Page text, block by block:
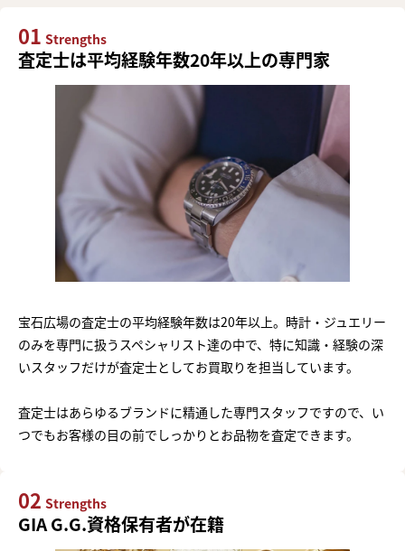
01 Strengths
査定士は平均経験年数20年以上の専門家
宝石広場の査定士の平均経験年数は20年以上。時計・ジュエリー
のみを専門に扱うスペシャリスト達の中で、特に知識・経験の深
いスタッフだけが査定士としてお買取りを担当しています。
査定士はあらゆるブランドに精通した専門スタッフですので、い
つでもお客様の目の前でしっかりとお品物を査定できます。
02 Strengths
GIA G.G.資格保有者が在籍